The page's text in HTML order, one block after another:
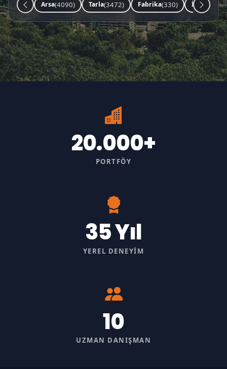
Arsa(4090) Tarla(3472) Fabrika(330) İşyeri(253)
20.000+
PORTFÖY
35 Yıl
YEREL DENEYIM
10
UZMAN DANIŞMAN